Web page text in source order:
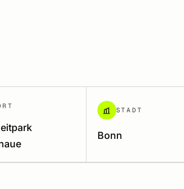
STADT
Bonn